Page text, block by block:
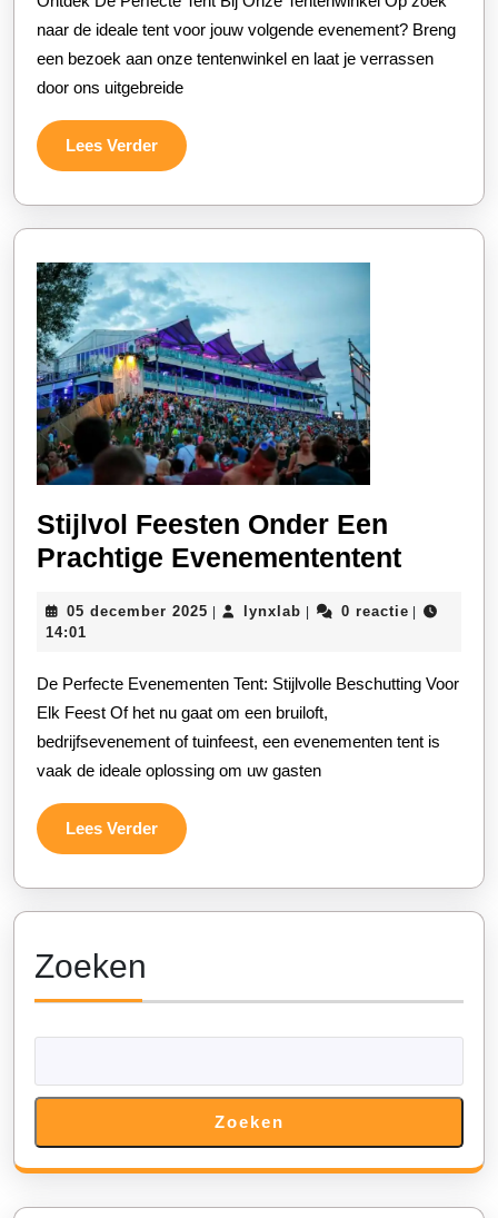
in
Onze
naar de ideale tent voor jouw volgende evenement? Breng
een bezoek aan onze tentenwinkel en laat je verrassen
door ons uitgebreide
Lees VerderLees
Verder
Stijlvol Feesten Onder Een
Prachtige EvenementententStijlvol
Onder
05 december 2025 05
| lynxlab lynxlab
| 0 reactie |
14:01
De Perfecte Evenementen Tent: Stijlvolle Beschutting Voor
Elk Feest Of het nu gaat om een bruiloft,
bedrijfsevenement of tuinfeest, een evenementen tent is
vaak de ideale oplossing om uw gasten
Lees VerderLees
Verder
Zoeken
Zoeken